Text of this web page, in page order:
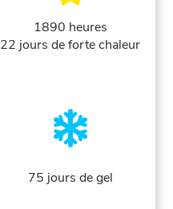
1890 heures
22 jours de forte chaleur
75 jours de gel